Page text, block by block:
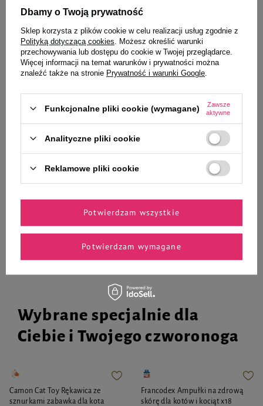
To także ucieszy Twojego
pupila
królikiem i malinami 85 g
4,03 zł 47,41 zł / kg
- +
MAU Pasztet i Filet Karma mokra
jagodami kamczackimi 85 g
47,41 zł / kg
- +
Wybrane specjalnie dla
Ciebie i Twojego czworonoga
Camon Cat Toy Rękawica ze
sznurkami zabawka dla kota
Francodex Ampułki na zdrową
skórę dla kotów i kociąt x18
Dbamy o Twoją prywatność
Sklep korzysta z plików cookie w celu realizacji usług zgodnie z
Polityką dotyczącą cookies . Możesz określić warunki
przechowywania lub dostępu do cookie w Twojej przeglądarce.
Więcej informacji na temat warunków i prywatności można
znaleźć także na stronie Prywatność i warunki Google
Funkcjonalne pliki cookie (wymagane)
Zawsze
aktywne
Analityczne pliki cookie
Reklamowe pliki cookie
Potwierdzam wymagane
Potwierdzam wszystkie